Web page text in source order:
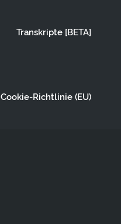
Transkripte [BETA]
Cookie-Richtlinie (EU)